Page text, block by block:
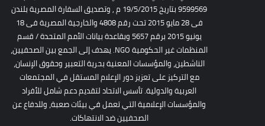
9599569 بتاريخ 19/5/2015 م , وتصديق السفارة المصرية بلندن
فى 28 مايو 2015 تحت رقم 4808 والخارجية المصرية فى 18
يونيو 2015 برقم 5657 وبقاعدة بيانات الأمم المتحدة / قسم
المنظمات غير الحكومية NGO. يهدف إلى الجمع بين الصحفيين،
الناشطين، والمؤسسات المعنية بحرية التعبير وحقوق الإنسان،
مع التركيز على تعزيز دور الإعلام المستقل في المجتمعات
العربية والدولية. تأسس الاتحاد لتقديم دعم شامل للأفراد
والمؤسسات الإعلامية التي تعمل في بيئات صعبة، وللدفاع عن
الصحفيين ضد الانتهاكات.